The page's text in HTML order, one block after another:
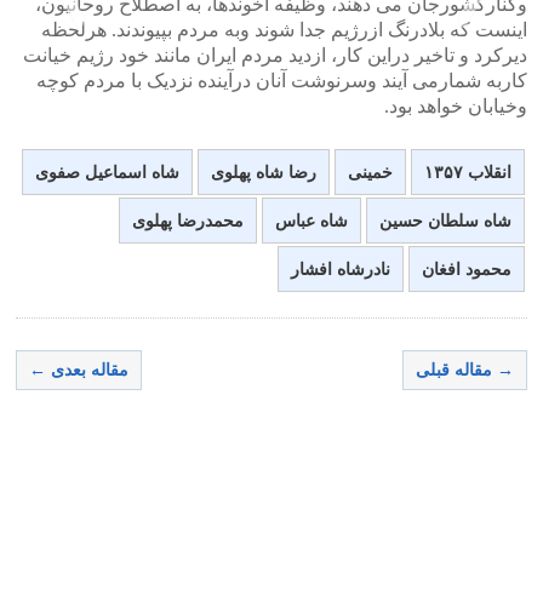
وکنارکشورجان می دهند، وظیفه آخوندها، به اصطلاح روحانیون،
اینست که بلادرنگ ازرژیم جدا شوند وبه مردم بپیوندند. هرلحظه
دیرکرد و تاخیر دراین کار، ازدید مردم ایران مانند خود رژیم خیانت
کاربه شمارمی آیند وسرنوشت آنان درآینده نزدیک با مردم کوچه
وخیابان خواهد بود.
انقلاب ۱۳۵۷ خمینی رضا شاه پهلوی شاه اسماعیل صفوی
شاه سلطان حسین شاه عباس محمدرضا پهلوی
محمود افغان نادرشاه افشار
→ مقاله قبلی مقاله بعدی ←
<
>